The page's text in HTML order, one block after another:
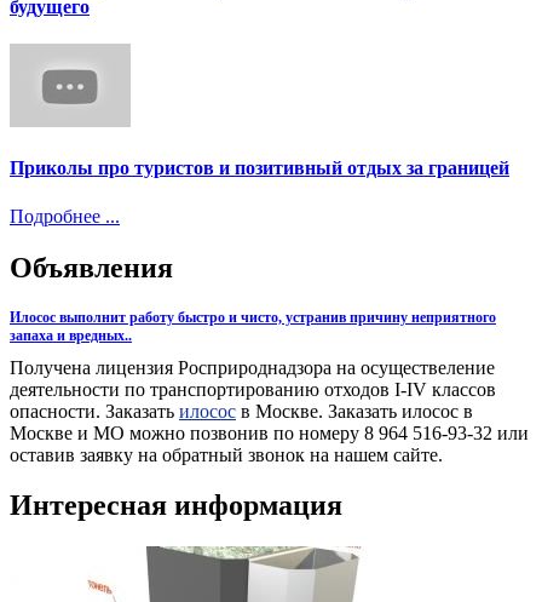
будущего
Приколы про туристов и позитивный отдых за границей
Подробнее ...
Объявления
Илосос выполнит работу быстро и чисто, устранив причину неприятного
запаха и вредных..
Получена лицензия Росприроднадзора на осуществеление
деятельности по транспортированию отходов I-IV классов
опасности. Заказать илосос в Москве. Заказать илосос в
Москве и МО можно позвонив по номеру 8 964 516-93-32 или
оставив заявку на обратный звонок на нашем сайте.
Интересная информация